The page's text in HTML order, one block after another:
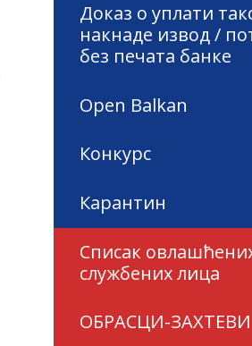
Доказ о уплати
накнаде извод /
без печата банке
Open Balkan
Конкурс
Карантин
Списак
службених лица
ОБРАСЦИ-ЗАХТЕВИ